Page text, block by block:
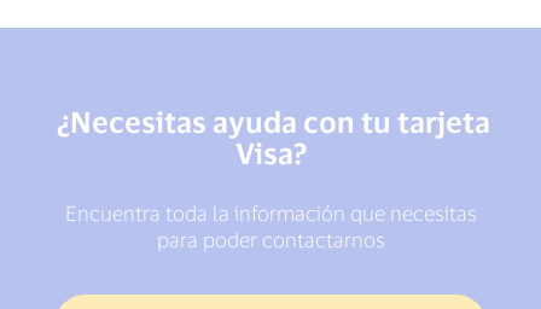
¿Necesitas ayuda con tu tarjeta
Visa?
Encuentra toda la información que necesitas
para poder contactarnos